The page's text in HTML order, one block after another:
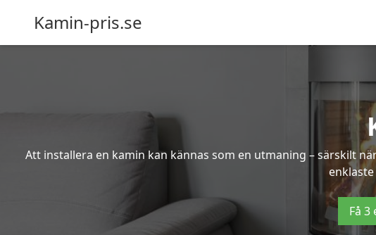
Kamin-pris.se
Att installera en kamin kan kännas som en utmaning – särskilt
Få